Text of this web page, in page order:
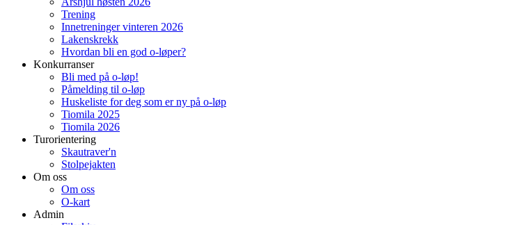
Trening
Innetreninger vinteren 2026
Lakenskrekk
Hvordan bli en god o-løper?
Konkurranser
Bli med på o-løp!
Påmelding til o-løp
Huskeliste for deg som er ny på o-løp
Tiomila 2025
Tiomila 2026
Turorientering
Skautraver'n
Stolpejakten
Om oss
Om oss
O-kart
Admin